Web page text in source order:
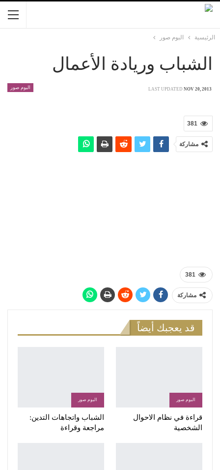
الرئيسية البوم صور
الشباب وريادة الأعمال
البوم صور LAST UPDATED NOV 20, 2013
381
مشاركة
381
مشاركة
قد يعجبك أيضاً
البوم صور
قراءة في نظام الاحوال
الشخصية
البوم صور
الشباب واتجاهات التدين:
مراجعة وقراءة